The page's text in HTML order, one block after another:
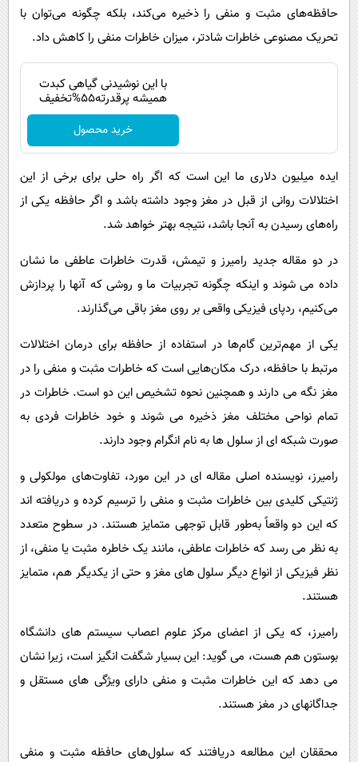
حافظه‌های مثبت و منفی را ذخیره می‌کند، بلکه چگونه می‌توان با
تحریک مصنوعی خاطرات شادتر، میزان خاطرات منفی را کاهش داد.
با این نوشیدنی گیاهی کبدت
همیشه پرقدرته55%تخفیف
خرید محصول
ایده میلیون دلاری ما این است که اگر راه حلی برای برخی از این
اختلالات روانی از قبل در مغز وجود داشته باشد و اگر حافظه یکی از
راه‌های رسیدن به آنجا باشد، نتیجه بهتر خواهد شد.
در دو مقاله جدید رامیرز و تیمش، قدرت خاطرات عاطفی ما نشان
داده می شوند و اینکه چگونه تجربیات ما و روشی که آنها را پردازش
می‌کنیم، ردپای فیزیکی واقعی بر روی مغز باقی می‌گذارند.
یکی از مهم‌ترین گام‌ها در استفاده از حافظه برای درمان اختلالات
مرتبط با حافظه، درک مکان‌هایی است که خاطرات مثبت و منفی را در
مغز نگه می دارند و همچنین نحوه تشخیص این دو است. خاطرات در
تمام نواحی مختلف مغز ذخیره می شوند و خود خاطرات فردی به
صورت شبکه ای از سلول ها به نام انگرام وجود دارند.
رامیرز، نویسنده اصلی مقاله ای در این مورد، تفاوت‌های مولکولی و
ژنتیکی کلیدی بین خاطرات مثبت و منفی را ترسیم کرده و دریافته اند
که این دو واقعاً به‌طور قابل توجهی متمایز هستند. در سطوح متعدد
به نظر می رسد که خاطرات عاطفی، مانند یک خاطره مثبت یا منفی، از
نظر فیزیکی از انواع دیگر سلول های مغز و حتی از یکدیگر هم، متمایز
هستند.
رامیرز، که یکی از اعضای مرکز علوم اعصاب سیستم های دانشگاه
بوستون هم هست، می گوید: این بسیار شگفت انگیز است، زیرا نشان
می دهد که این خاطرات مثبت و منفی دارای ویژگی های مستقل و
جداگانه­ای در مغز هستند.
محققان این مطالعه دریافتند که سلول‌های حافظه مثبت و منفی